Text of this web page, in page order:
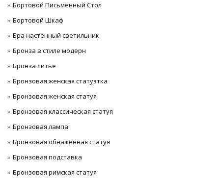
Бортовой Письменный Стол
Бортовой Шкаф
Бра настенный светильник
Бронза в стиле модерн
Бронза литье
Бронзовая женская статуэтка
Бронзовая женская статуя
Бронзовая классическая статуя
Бронзовая лампа
Бронзовая обнаженная статуя
Бронзовая подставка
Бронзовая римская статуя